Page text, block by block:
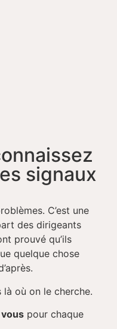
signaux
C’est une
des dirigeants
prouvé qu’ils
quelque chose
là où on le cherche.
pour chaque